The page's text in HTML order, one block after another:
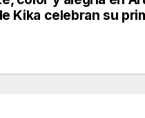
Kika celebran su